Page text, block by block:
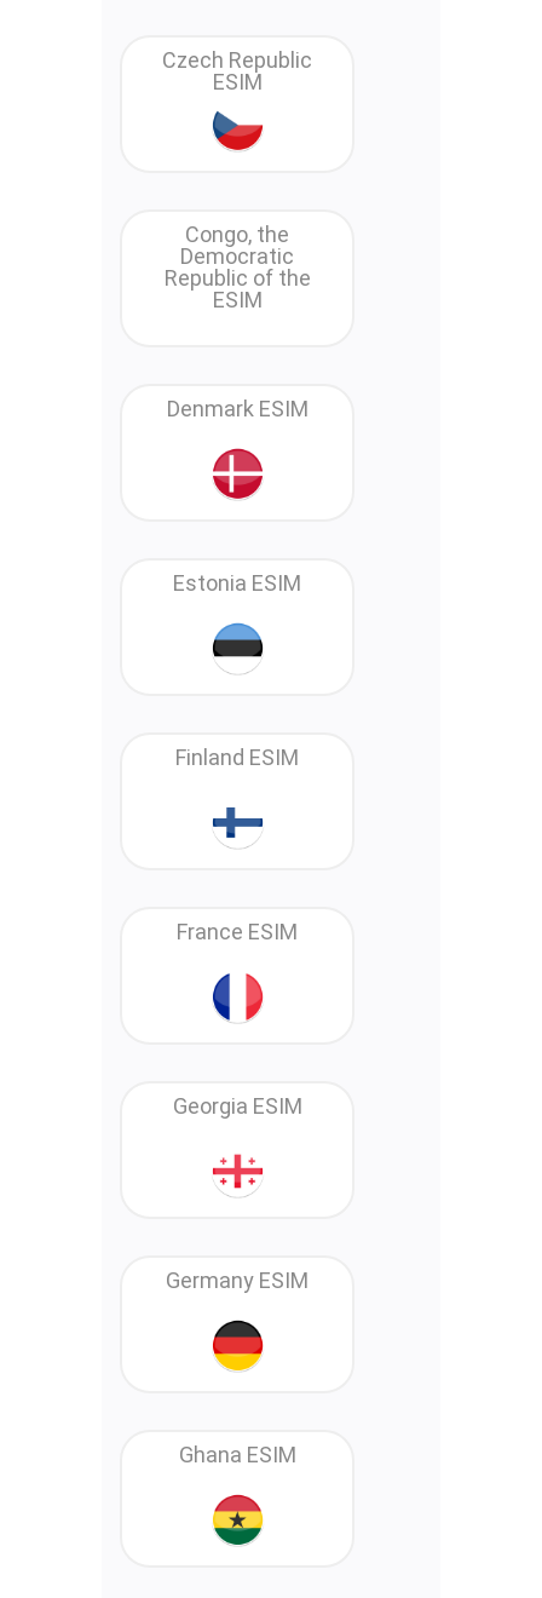
Czech Republic
ESIM
Congo, the
Democratic
Republic of the
ESIM
Denmark ESIM
Estonia ESIM
Finland ESIM
France ESIM
Georgia ESIM
Germany ESIM
Ghana ESIM